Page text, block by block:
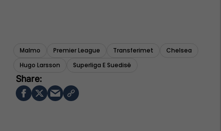
Malmo Premier League Transferimet
Chelsea
Hugo Larsson
Superliga E Suedisë